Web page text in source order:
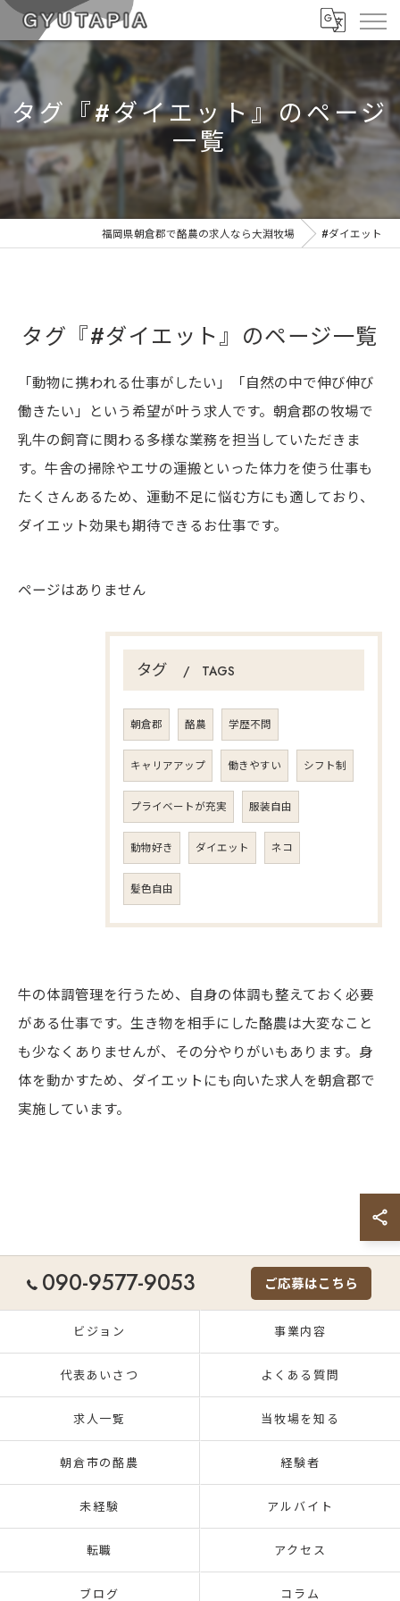
タグ『#ダイエット』のページ
一覧
福岡県朝倉郡で酪農の求人なら大淵牧場 #ダイエット
タグ『#ダイエット』のページ一覧
「動物に携われる仕事がしたい」「自然の中で伸び伸び
働きたい」という希望が叶う求人です。朝倉郡の牧場で
乳牛の飼育に関わる多様な業務を担当していただきま
す。牛舎の掃除やエサの運搬といった体力を使う仕事も
たくさんあるため、運動不足に悩む方にも適しており、
ダイエット効果も期待できるお仕事です。
ページはありません
タグ TAGS
朝倉郡 酪農 学歴不問
キャリアアップ 働きやすい シフト制
プライベートが充実 服装自由
動物好き ダイエット ネコ
髪色自由
牛の体調管理を行うため、自身の体調も整えておく必要
がある仕事です。生き物を相手にした酪農は大変なこと
も少なくありませんが、その分やりがいもあります。身
体を動かすため、ダイエットにも向いた求人を朝倉郡で
実施しています。
090-9577-9053 ご応募はこちら
ビジョン 事業内容
代表あいさつ よくある質問
求人一覧 当牧場を知る
朝倉市の酪農 経験者
未経験 アルバイト
転職 アクセス
ブログ コラム